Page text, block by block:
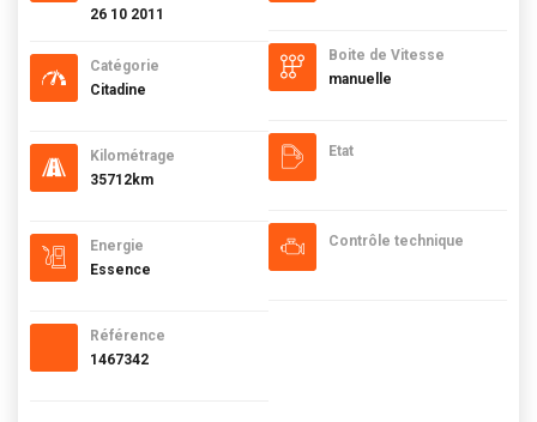
26 10 2011
Catégorie
Citadine
Kilométrage
35712km
Energie
Essence
Référence
1467342
Boite de Vitesse
manuelle
Etat
Contrôle technique